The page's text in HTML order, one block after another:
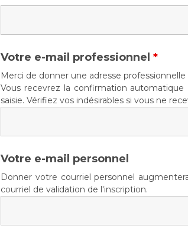
Votre e-mail professionnel *
Merci de donner une adresse
Vous recevrez la confirmation
saisie. Vérifiez vos indésirables si vous ne
Votre e-mail personnel
Donner votre courriel personnel
courriel de validation de l'inscription.